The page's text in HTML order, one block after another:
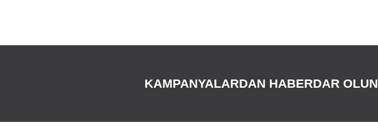
KAMPANYALARDAN HABERDAR OLUN